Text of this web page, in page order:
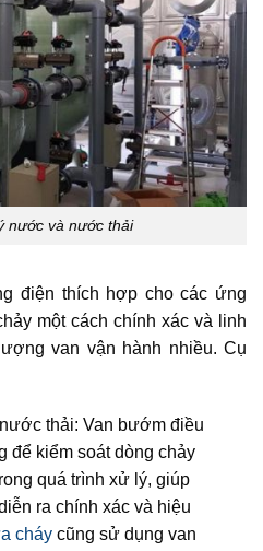
nước và nước thải
điện thích hợp cho các ứng
một cách chính xác và linh
van vận hành nhiều. Cụ
thải: Van bướm điều
để kiểm soát dòng chảy
quá trình xử lý, giúp
ra chính xác và hiệu
cháy cũng sử dụng van